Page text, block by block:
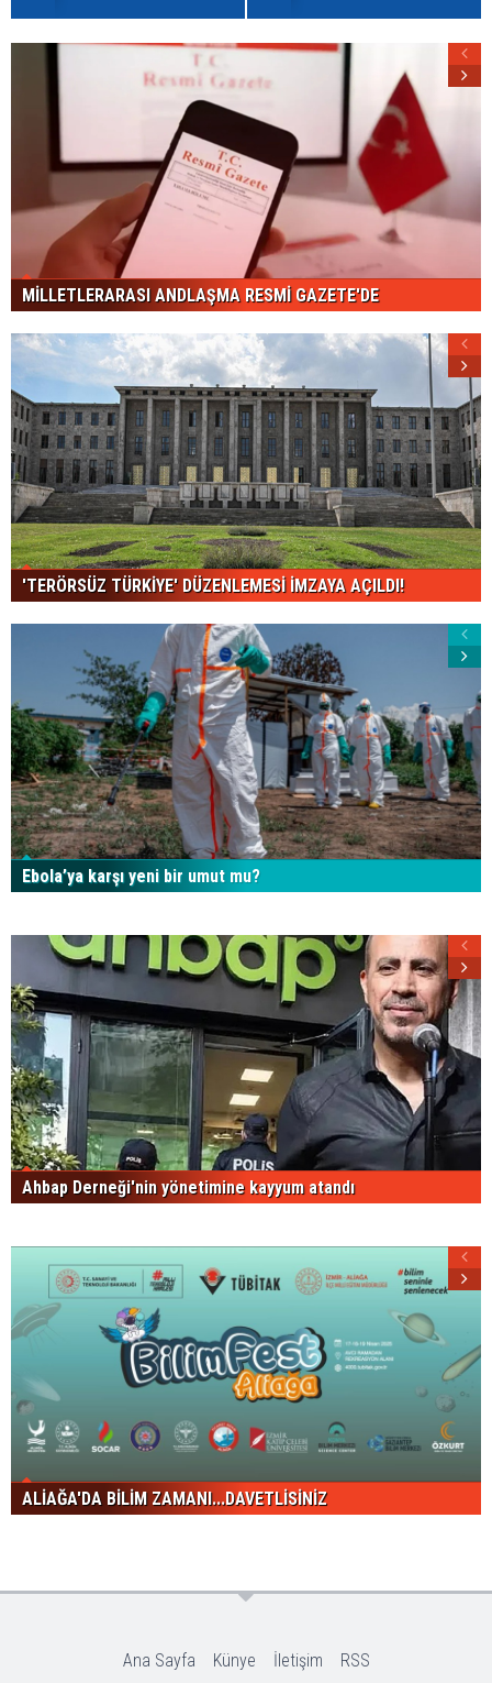
MİLLETLERARASI ANDLAŞMA RESMİ GAZETE'DE
'TERÖRSÜZ TÜRKİYE' DÜZENLEMESİ İMZAYA AÇILDI!
Ebola’ya karşı yeni bir umut mu?
Ahbap Derneği'nin yönetimine kayyum atandı
ALİAĞA'DA BİLİM ZAMANI...DAVETLİSİNİZ
Ana Sayfa Künye İletişim RSS